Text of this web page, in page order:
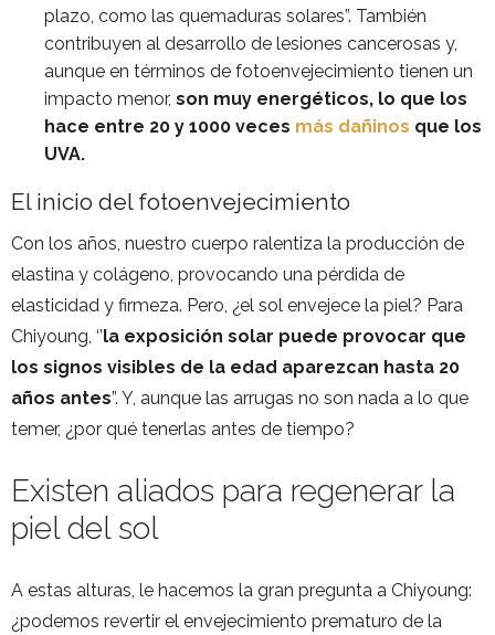
plazo, como las quemaduras solares”. También
contribuyen al desarrollo de lesiones cancerosas y,
aunque en términos de fotoenvejecimiento tienen un
impacto menor, son muy energéticos, lo que los
hace entre 20 y 1000 veces más dañinos que los
UVA.
El inicio del fotoenvejecimiento
Con los años, nuestro cuerpo ralentiza la producción de
elastina y colágeno, provocando una pérdida de
elasticidad y firmeza. Pero, ¿el sol envejece la piel? Para
Chiyoung, ‘’la exposición solar puede provocar que
los signos visibles de la edad aparezcan hasta 20
años antes”. Y, aunque las arrugas no son nada a lo que
temer, ¿por qué tenerlas antes de tiempo?
Existen aliados para regenerar la
piel del sol
A estas alturas, le hacemos la gran pregunta a Chiyoung:
¿podemos revertir el envejecimiento prematuro de la